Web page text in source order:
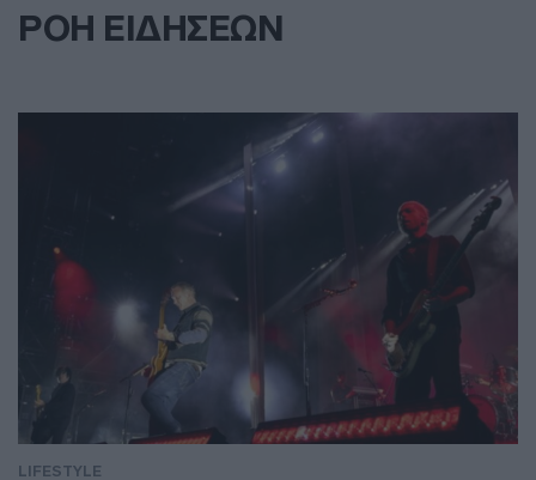
ΡΟΗ ΕΙΔΗΣΕΩΝ
LIFESTYLE